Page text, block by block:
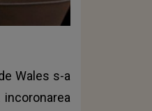
Wales s-a